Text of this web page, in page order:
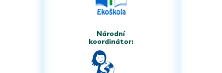
Národní
koordinátor: